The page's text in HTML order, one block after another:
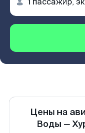
Цены на
Воды —